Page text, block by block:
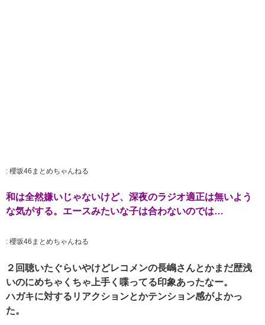
: 櫻坂46まとめちゃんねる
和は全然嫌いじゃないけど、深夜のラジオ適正は無いよう
な気がする。エースみたいな子は合わないのでは…
: 櫻坂46まとめちゃんねる
２回聴いたぐらいやけどレコメンの長嶋さんとかまだ歴浅
いのにめちゃくちゃ上手く喋ってる印象あったなー。
ハガキに対するリアクションとかテンション感がよかっ
た。